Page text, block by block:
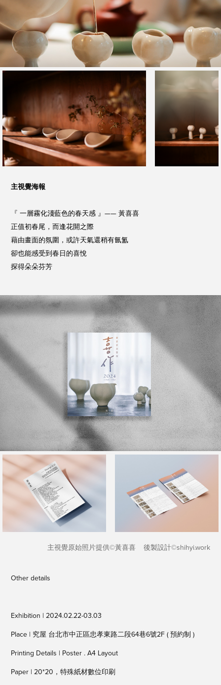
主視覺海報
『 一層霧化淺藍色的春天感 』—— 黃喜喜
正值初春尾，而逢花開之際
藉由畫面的氛圍，或許天氣還稍有氤氳
卻也能感受到春日的喜悅
探得朵朵芬芳
主視覺原始照片提供©黃喜喜 後製設計©shihyi.work
Other details
Exhibition | 2024.02.22-03.03
Place | 究屋 台北市中正區忠孝東路二段64巷6號2F ( 預約制 )
Printing Details | Poster . A4 Layout
Paper | 20*20，特殊紙材數位印刷